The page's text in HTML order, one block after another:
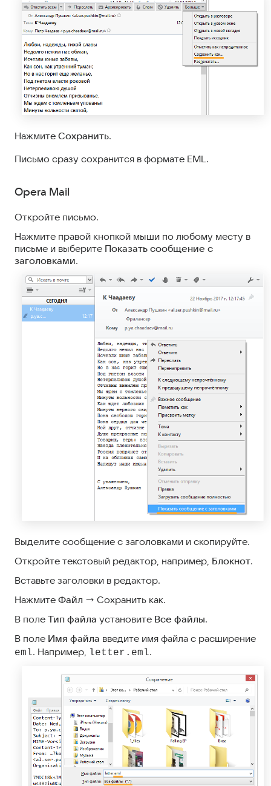
Нажмите Сохранить.
Письмо сразу сохранится в формате EML.
Opera Mail
Откройте письмо.
Нажмите правой кнопкой мыши по любому месту в
письме и выберите Показать сообщение с
заголовками.
Выделите сообщение с заголовками и скопируйте.
Откройте текстовый редактор, например, Блокнот.
Вставьте заголовки в редактор.
Нажмите Файл → Сохранить как.
В поле Тип файла установите Все файлы.
В поле Имя файла введите имя файла с расширение
eml. Например, letter.eml.